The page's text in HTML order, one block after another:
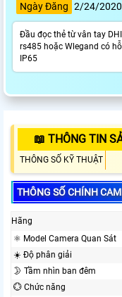
Ngày Đăng 2/24/2020
Đầu đọc thẻ từ vân tay
rs485 hoặc Wlegand có
IP65
📖 THÔNG TIN
THÔNG SỐ KỸ THUẬT
THÔNG SỐ CHÍNH
Hãng
⚛️ Model Camera Quan Sát
☀️ Độ phân giải
🌛 Tầm nhìn ban đêm
💮 Chức năng